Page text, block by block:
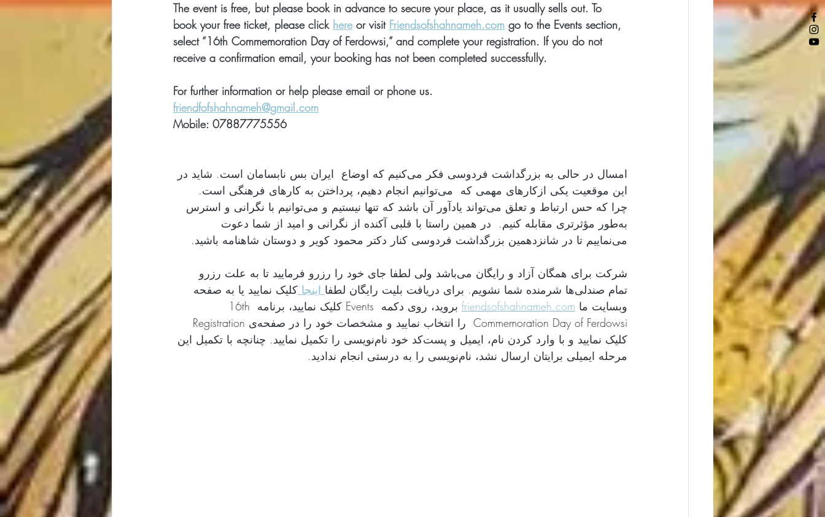
The event is free, but please book in advance to secure your place, as it usually sells out. To
book your free ticket, please click here or visit Friendsofshahnameh.com go to the Events section,
select “16th Commemoration Day of Ferdowsi,” and complete your registration. If you do not
receive a confirmation email, your booking has not been completed successfully.
For further information or help please email or phone us.
friendfofshahnameh@gmail.com
Mobile: 07887775556
امسال در حالی به بزرگداشت فردوسی فکر می‌کنیم که اوضاع  ایران بس نابسامان است. شاید در
این موقعیت یکی ازکارهای مهمی که  می‌توانیم انجام دهیم، پرداختن به کارهای فرهنگی است.
چرا که حس ارتباط و تعلق می‌تواند یادآور آن باشد که تنها نیستیم و می‌توانیم با نگرانی و استرس
به‌طور مؤثرتری مقابله کنیم.  در همین راستا با قلبی آکنده از نگرانی و امید از شما دعوت
می‌نماییم تا در شانزدهمین بزرگداشت فردوسی کنار دکتر محمود کویر و دوستان شاهنامه باشید.
شرکت برای همگان آزاد و رایگان می‌باشد ولی لطفا جای خود را رزرو فرمایید تا به علت رزرو
تمام صندلی‌ها شرمنده شما نشویم. برای دریافت بلیت رایگان لطفا
اینجا کلیک نمایید یا به صفحه
وبسایت ما friendsofshahnameh.com
بروید، روی دکمه  Events کلیک نمایید، برنامه 16th
کلیک نمایید و با وارد کردن نام، ایمیل و پست‌کد خود نام‌نویسی را تکمیل نمایید. چنانچه با تکمیل این
مرحله ایمیلی برایتان ارسال نشد، نام‌نویسی را به درستی انجام ندادید.